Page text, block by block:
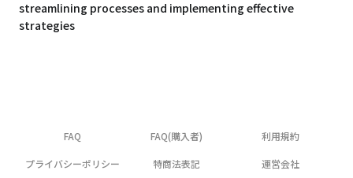
streamlining processes and implementing effective
strategies
FAQ FAQ(購入者) 利用規約
プライバシーポリシー 特商法表記 運営会社